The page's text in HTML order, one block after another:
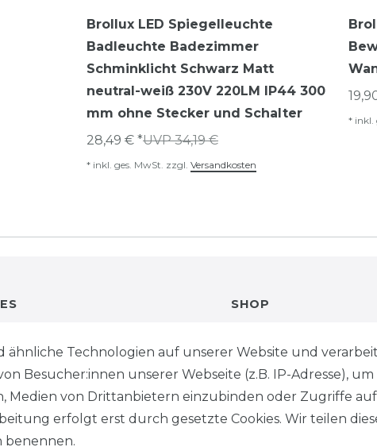
Brollux LED Spiegelleuchte
Badleuchte Badezimmer
Schminklicht Schwarz Matt
neutral-weiß 230V 220LM IP44 300
mm ohne Stecker und Schalter
UVP 34,19 €
28,49 € *
* inkl. ges. MwSt. zzgl. Versandkosten
* inkl.
SHOP
B2B
WUNSCHLISTE
ähnliche Technologien auf unserer Website und
Besucher:innen unserer Webseite (z.B. IP-Adresse),
Medien von Drittanbietern einzubinden oder Zugriffe
erfolgt erst durch gesetzte Cookies. Wir teilen
benennen.